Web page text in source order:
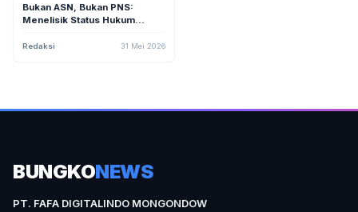
Bukan ASN, Bukan PNS:
Menelisik Status Hukum
Desa dan PP 16/2026
Redaksi 31 Mei 2026
BUNGKONEWS
PT. FAFA DIGITALINDO MONGONDOW